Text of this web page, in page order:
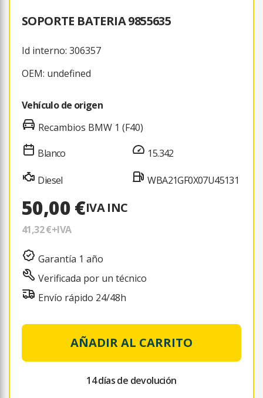
SOPORTE BATERIA 9855635
Id interno: 306357
OEM: undefined
Vehículo de origen
Recambios BMW 1 (F40)
Blanco
Diesel
15.342
WBA21GF0X07U45131
50,00 €IVA INC
41,32 €+IVA
Garantía 1 año
Verificada por un técnico
Envío rápido 24/48h
AÑADIR AL CARRITO
14 días de devolución